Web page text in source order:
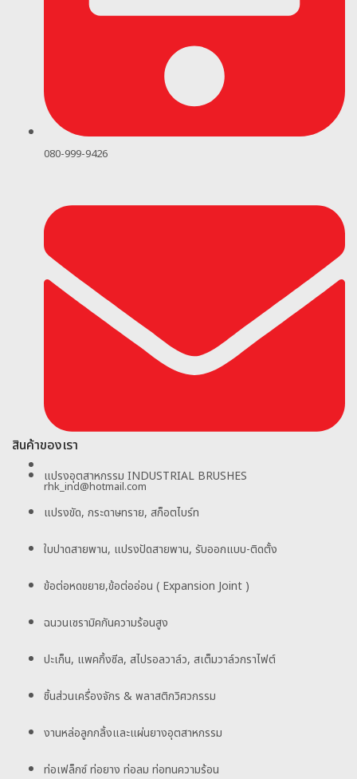
080-999-9426
rhk_ind@hotmail.com
สินค้าของเรา
แปรงอุตสาหกรรม INDUSTRIAL BRUSHES
แปรงขัด, กระดาษทราย, สก็อตไบร์ท
ใบปาดสายพาน, แปรงปัดสายพาน, รับออกแบบ-ติดตั้ง
ข้อต่อหดขยาย,ข้อต่ออ่อน ( Expansion Joint )
ฉนวนเซรามิคกันความร้อนสูง
ปะเก็น, แพคกิ้งซีล, สไปรอลวาล์ว, สเต็มวาล์วกราไฟต์
ชิ้นส่วนเครื่องจักร & พลาสติกวิศวกรรม
งานหล่อลูกกลิ้งและแผ่นยางอุตสาหกรรม
ท่อเฟล็กซ์ ท่อยาง ท่อลม ท่อทนความร้อน